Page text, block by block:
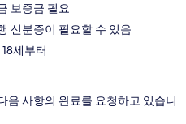
보증금 필요
신분증이 필요할 수 있음
세부터
음 사항의 완료를 요청하고 있습니